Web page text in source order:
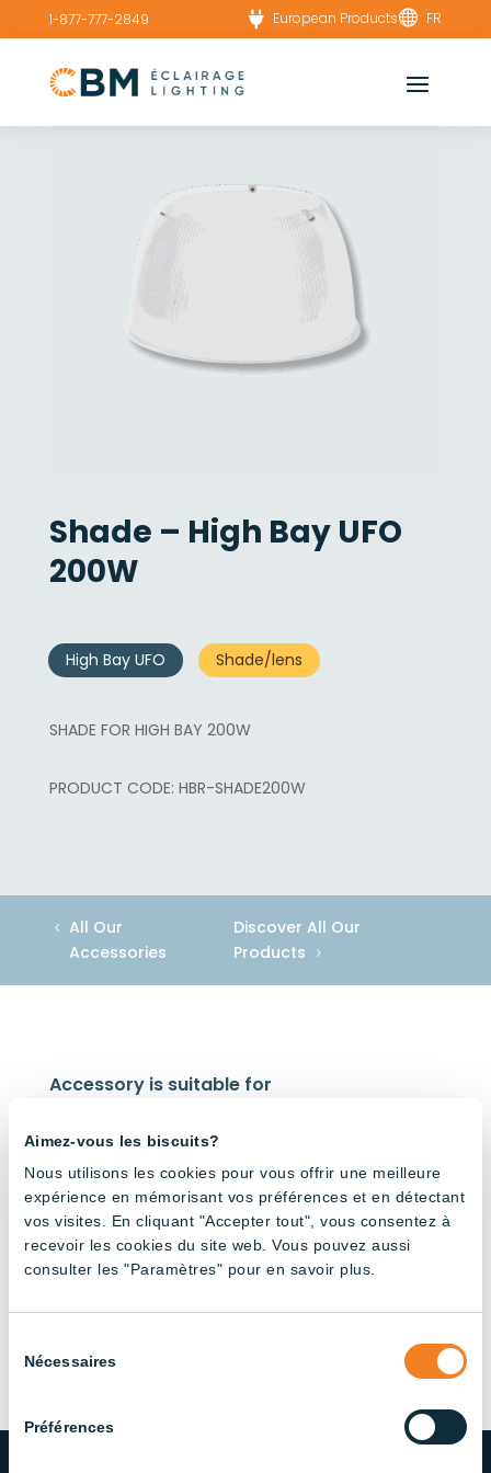
Aimez-vous les biscuits?
Nous utilisons les cookies pour vous offrir une meilleure
expérience en mémorisant vos préférences et en détectant
vos visites. En cliquant "Accepter tout", vous consentez à
recevoir les cookies du site web. Vous pouvez aussi
consulter les "Paramètres" pour en savoir plus.
duNécessaires
Préférences
1-877-777-2849  European Products FR
Shade – High Bay UFO
200W
High Bay UFO Shade/lens
SHADE FOR HIGH BAY 200W
HBR-SHADE200W
All Our
Accessories
Discover All Our
Products
Accessory is suitable for
200W
High